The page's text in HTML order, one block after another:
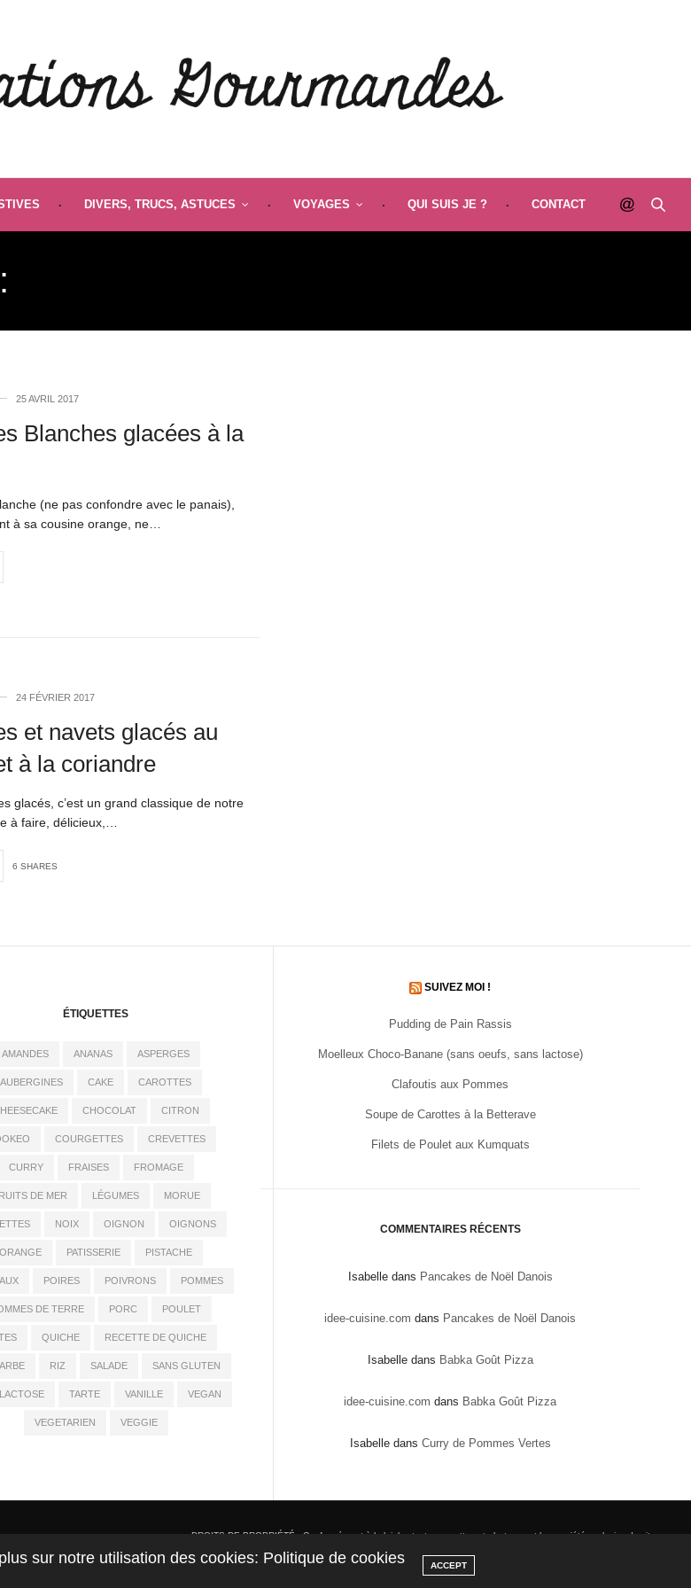
DIVERS, TRUCS, ASTUCES VOYAGES QUI SUIS JE ? CONTACT
25 AVRIL 2017
Blanches glacées à la
(ne pas confondre avec le panais),
à sa cousine orange, ne…
24 FÉVRIER 2017
et navets glacés au
à la coriandre
glacés, c’est un grand classique de notre
à faire, délicieux,…
6 SHARES
ÉTIQUETTES
AMANDES ANANAS ASPERGES
AUBERGINES CAKE CAROTTES
CHOCOLAT CITRON
COURGETTES CREVETTES
CURRY FRAISES FROMAGE
DE MER LÉGUMES MORUE
NOIX OIGNON OIGNONS
ORANGE PATISSERIE PISTACHE
POIRES POIVRONS POMMES
DE TERRE PORC POULET
QUICHE RECETTE DE QUICHE
RIZ SALADE SANS GLUTEN
TARTE VANILLE VEGAN
VEGETARIEN VEGGIE
SUIVEZ MOI !
Pudding de Pain Rassis
Moelleux Choco-Banane (sans oeufs, sans lactose)
Clafoutis aux Pommes
Soupe de Carottes à la Betterave
Filets de Poulet aux Kumquats
COMMENTAIRES RÉCENTS
Isabelledans Pancakes de Noël Danois
idee-cuisine.com dans Pancakes de Noël Danois
Isabelledans Babka Goût Pizza
idee-cuisine.com dans Babka Goût Pizza
Isabelledans Curry de Pommes Vertes
DROITS DE PROPRIÉTÉ : Conformément à la loi, les textes, recettes et photos sont la propriété exclusive du site
www.mesinspirationsgourmandes.fr AUCUN DROIT DE COPIE SANS AUTORISATION.
sur notre utilisation des cookies: Politique de cookies ACCEPT